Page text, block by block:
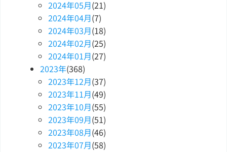
2024年05月(21)
2024年04月(7)
2024年03月(18)
2024年02月(25)
2024年01月(27)
2023年(368)
2023年12月(37)
2023年11月(49)
2023年10月(55)
2023年09月(51)
2023年08月(46)
2023年07月(58)